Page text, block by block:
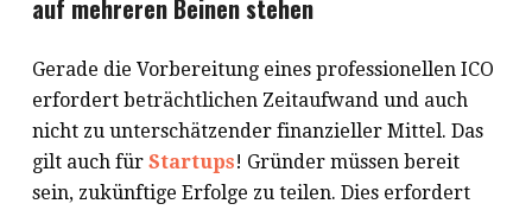
auf mehreren Beinen stehen
Gerade die Vorbereitung eines professionellen ICO
erfordert beträchtlichen Zeitaufwand und auch
nicht zu unterschätzender finanzieller Mittel. Das
gilt auch für Startups! Gründer müssen bereit
sein, zukünftige Erfolge zu teilen. Dies erfordert